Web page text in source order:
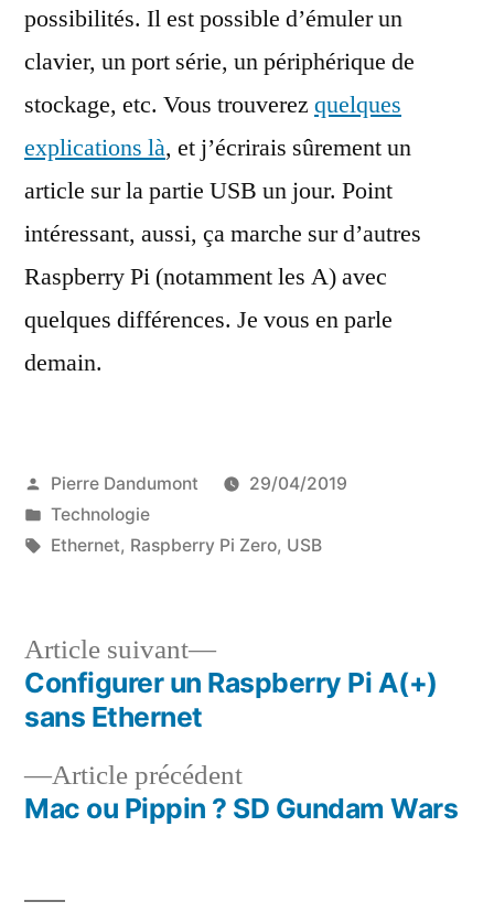
possibilités. Il est possible d’émuler un
clavier, un port série, un périphérique de
stockage, etc. Vous trouverez quelques
explications là, et j’écrirais sûrement un
article sur la partie USB un jour. Point
intéressant, aussi, ça marche sur d’autres
Raspberry Pi (notamment les A) avec
quelques différences. Je vous en parle
demain.
Publié
par
Pierre Dandumont
29/04/2019
Publié
dans
Technologie
Étiquettes :
Ethernet, Raspberry Pi Zero, USB
Navigation
l’article
Article précédentArticle
précédent :
Mac ou Pippin ? SD Gundam Wars
Article suivant
Article
suivant :
Configurer un Raspberry Pi A(+)
sans Ethernet